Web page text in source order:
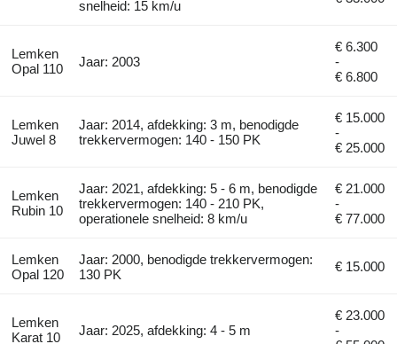
snelheid: 15 km/u
Lemken
Opal 110
Jaar: 2003
€ 6.300
-
€ 6.800
Lemken
Juwel 8
Jaar: 2014, afdekking: 3 m, benodigde
trekkervermogen: 140 - 150 PK
€ 15.000
-
€ 25.000
Lemken
Rubin 10
Jaar: 2021, afdekking: 5 - 6 m, benodigde
trekkervermogen: 140 - 210 PK,
operationele snelheid: 8 km/u
€ 21.000
-
€ 77.000
Lemken
Opal 120
Jaar: 2000, benodigde trekkervermogen:
130 PK
€ 15.000
Lemken
Karat 10
Jaar: 2025, afdekking: 4 - 5 m
€ 23.000
-